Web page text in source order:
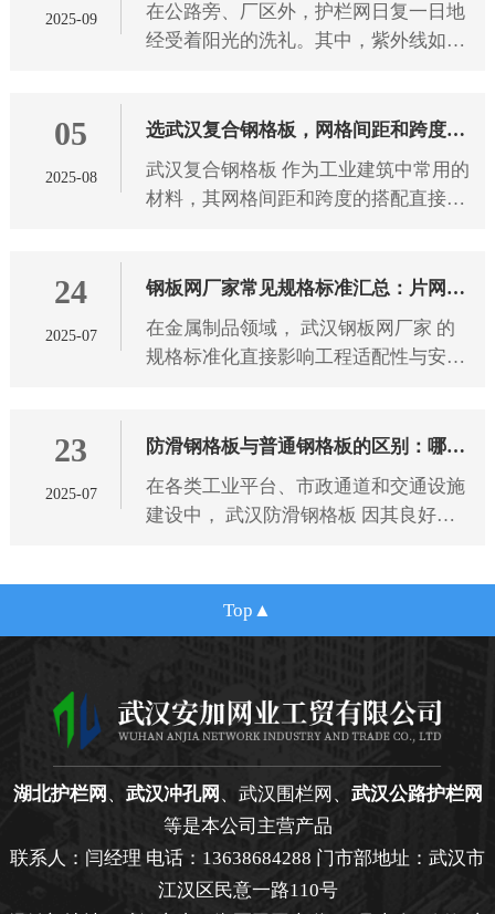
2025-09 之道
在公路旁、厂区外，护栏网日复一日地
经受着阳光的洗礼。其中，紫外线如同
材质会发生一系列变化，
05
2025-08
选武汉复合钢格板，网格间距和跨度怎
么搭配？
武汉复合钢格板 作为工业建筑中常用的
材料，其网格间距和跨度的搭配直接影
细介绍如何科学地匹配这两个
24
2025-07
钢板网厂家常见规格标准汇总：片网尺
寸、网孔形状全解析
在金属制品领域， 武汉钢板网厂家 的
规格标准化直接影响工程适配性与安全
规范，为选型提供专业依据。
23
2025-07
防滑钢格板与普通钢格板的区别：哪种
更适合您的项目需求？
在各类工业平台、市政通道和交通设施
建设中， 武汉防滑钢格板 因其良好的
格板，防滑钢格板在设计细节
Top
湖北护栏网 、 武汉冲孔网 、武汉围栏网、 武汉公路护栏网
等是本公司主营产品
联系人：闫经理 电话：13638684288 门市部地址：武汉市
江汉区民意一路110号